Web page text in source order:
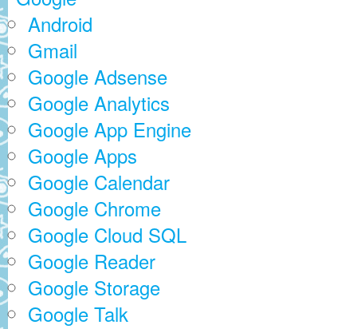
Android
Gmail
Google Adsense
Google Analytics
Google App Engine
Google Apps
Google Calendar
Google Chrome
Google Cloud SQL
Google Reader
Google Storage
Google Talk